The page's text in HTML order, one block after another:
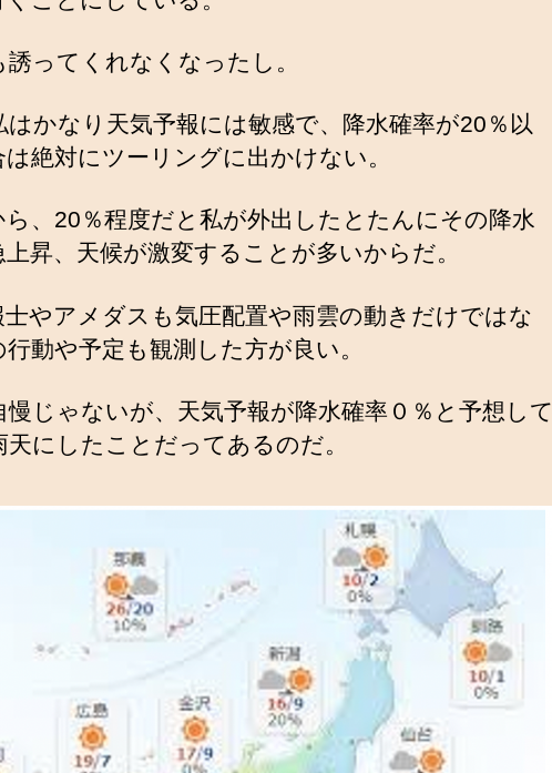
誘ってくれなくなったし。
はかなり天気予報には敏感で、降水確率が20％以
は絶対にツーリングに出かけない。
ら、20％程度だと私が外出したとたんにその降水
昇、天候が激変することが多いからだ。
士やアメダスも気圧配置や雨雲の動きだけではな
行動や予定も観測した方が良い。
慢じゃないが、天気予報が降水確率０％と予想して
天にしたことだってあるのだ。